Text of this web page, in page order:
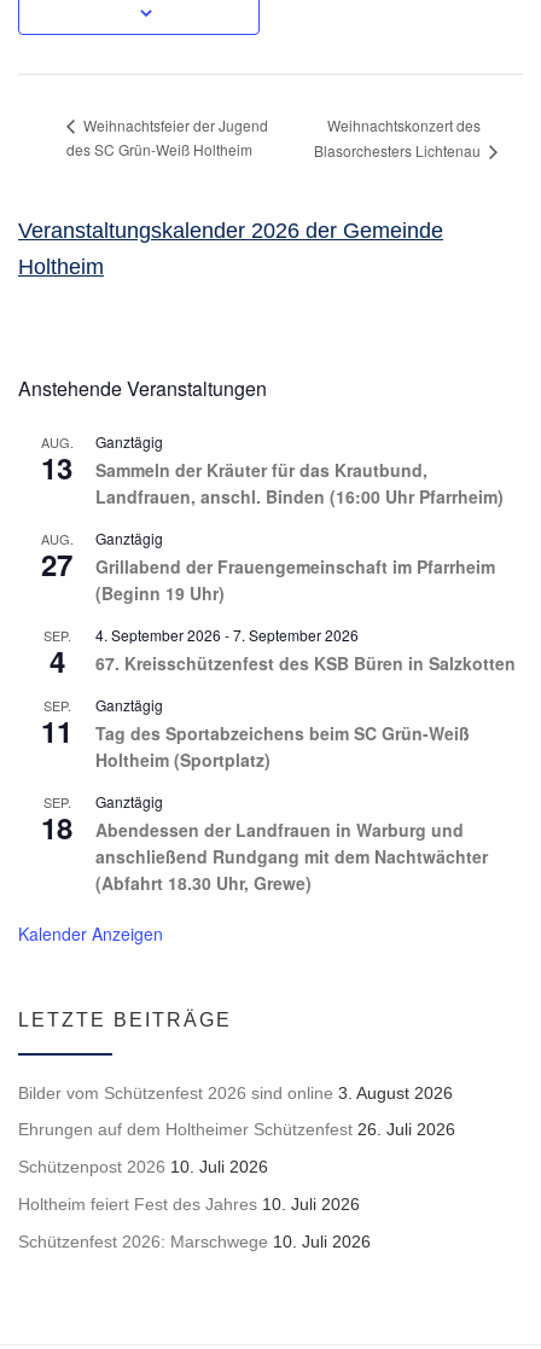
Weihnachtsfeier der Jugend
des SC Grün-Weiß Holtheim
Weihnachtskonzert des
Blasorchesters Lichtenau
Veranstaltungskalender 2026 der Gemeinde
Holtheim
Anstehende Veranstaltungen
AUG.
13
Ganztägig
Sammeln der Kräuter für das Krautbund,
Landfrauen, anschl. Binden (16:00 Uhr Pfarrheim)
AUG.
27
Ganztägig
Grillabend der Frauengemeinschaft im Pfarrheim
(Beginn 19 Uhr)
SEP.
4
4. September 2026 -7. September 2026
67. Kreisschützenfest des KSB Büren in Salzkotten
SEP.
11
Ganztägig
Tag des Sportabzeichens beim SC Grün-Weiß
Holtheim (Sportplatz)
SEP.
18
Ganztägig
Abendessen der Landfrauen in Warburg und
anschließend Rundgang mit dem Nachtwächter
(Abfahrt 18.30 Uhr, Grewe)
Kalender Anzeigen
LETZTE BEITRÄGE
Bilder vom Schützenfest 2026 sind online 3. August 2026
Ehrungen auf dem Holtheimer Schützenfest 26. Juli 2026
Schützenpost 2026 10. Juli 2026
Holtheim feiert Fest des Jahres 10. Juli 2026
Schützenfest 2026: Marschwege 10. Juli 2026